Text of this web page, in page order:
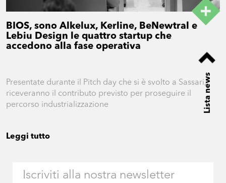
BIOS, sono Alkelux, Kerline, BeNewtral e
Lebiu Design le quattro startup che
accedono alla fase operativa
Presentate durante il Pitch day che si è svolto a Sassari,
riceveranno il contributo previsto per proseguire il
percorso industrializzazione
Leggi tutto
Lista news